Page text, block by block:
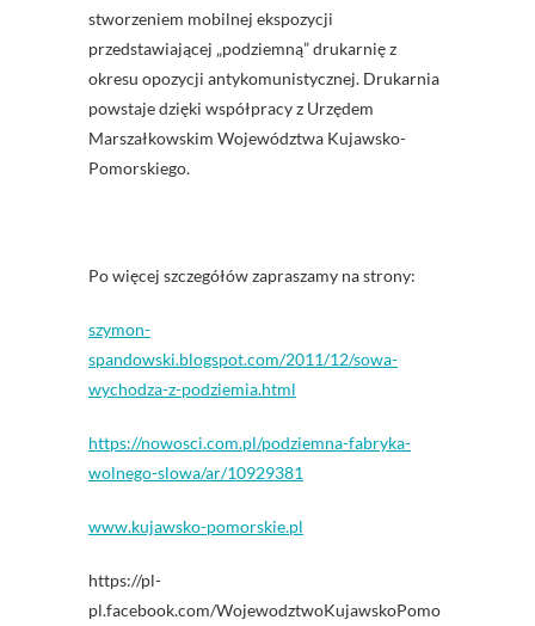
stworzeniem mobilnej ekspozycji
przedstawiającej „podziemną” drukarnię z
okresu opozycji antykomunistycznej. Drukarnia
powstaje dzięki współpracy z Urzędem
Marszałkowskim Województwa Kujawsko-
Pomorskiego.
Po więcej szczegółów zapraszamy na strony:
szymon-
spandowski.blogspot.com/2011/12/sowa-
wychodza-z-podziemia.html
https://nowosci.com.pl/podziemna-fabryka-
wolnego-slowa/ar/10929381
www.kujawsko-pomorskie.pl
https://pl-
pl.facebook.com/WojewodztwoKujawskoPomo